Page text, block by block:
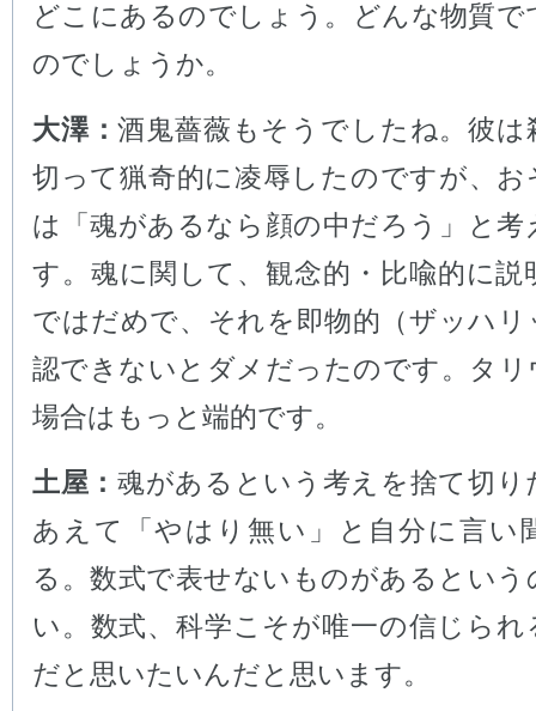
どこにあるのでしょう。どんな物質で
のでしょうか。
大澤：酒鬼薔薇もそうでしたね。彼は
切って猟奇的に凌辱したのですが、お
は「魂があるなら顔の中だろう」と考
す。魂に関して、観念的・比喩的に説
ではだめで、それを即物的（ザッハリ
認できないとダメだったのです。タリ
場合はもっと端的です。
土屋： 魂があるという考えを捨て切り
あえて「やはり無い」と自分に言い
る。数式で表せないものがあるという
い。数式、科学こそが唯一の信じられ
だと思いたいんだと思います。